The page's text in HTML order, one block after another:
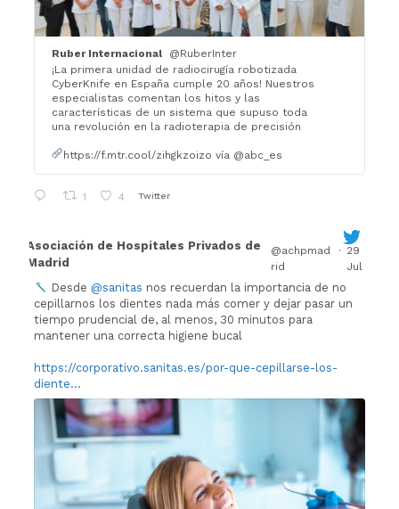
Ruber Internacional
@RuberInter
¡La primera unidad de radiocirugía robotizada
CyberKnife en España cumple 20 años! Nuestros
especialistas comentan los hitos y las
características de un sistema que supuso toda
una revolución en la radioterapia de precisión
https://f.mtr.cool/zihgkzoizo vía @abc_es
1 4 Twitter
Asociación de Hospitales Privados de
Madrid
@achpmad
rid
· 29
Jul
Desde @sanitas nos recuerdan la importancia de no
cepillarnos los dientes nada más comer y dejar pasar un
tiempo prudencial de, al menos, 30 minutos para
mantener una correcta higiene bucal
https://corporativo.sanitas.es/por-que-cepillarse-los-
diente...